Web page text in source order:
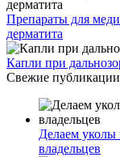
Препараты для
дерматита
Капли при
Свежие публикации
Делаем уколы
владельцев